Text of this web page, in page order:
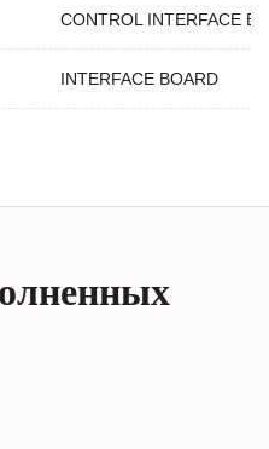
CONTROL INTERFACE
INTERFACE BOARD